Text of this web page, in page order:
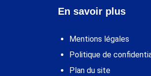
En savoir plus
Mentions légales
Politique de
Plan du site